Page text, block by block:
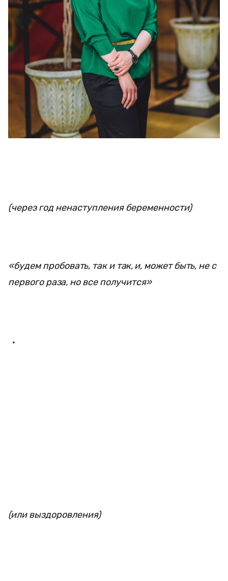
(через год ненаступления беременности)
«будем пробовать, так и так, и, может быть, не с
первого раза, но все получится»
.
(или выздоровления)